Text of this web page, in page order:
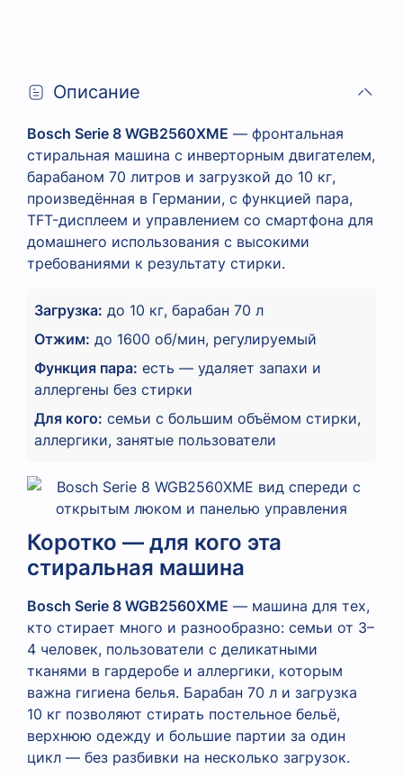
Описание
Bosch Serie 8 WGB2560XME — фронтальная
стиральная машина с инверторным двигателем,
барабаном 70 литров и загрузкой до 10 кг,
произведённая в Германии, с функцией пара,
TFT-дисплеем и управлением со смартфона для
домашнего использования с высокими
требованиями к результату стирки.
Загрузка: до 10 кг, барабан 70 л
Отжим: до 1600 об/мин, регулируемый
Функция пара: есть — удаляет запахи и
аллергены без стирки
Для кого: семьи с большим объёмом стирки,
аллергики, занятые пользователи
Коротко — для кого эта
стиральная машина
Bosch Serie 8 WGB2560XME — машина для тех,
кто стирает много и разнообразно: семьи от 3–
4 человек, пользователи с деликатными
тканями в гардеробе и аллергики, которым
важна гигиена белья. Барабан 70 л и загрузка
10 кг позволяют стирать постельное бельё,
верхнюю одежду и большие партии за один
цикл — без разбивки на несколько загрузок.